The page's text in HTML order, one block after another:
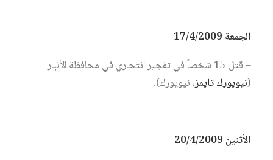
الجمعة 17/4/2009
– قتل 15 شخصاً في تفجير انتحاري في محافظة الأنبار
(نيويورك تايمز، نيويورك).
الأثنين 20/4/2009